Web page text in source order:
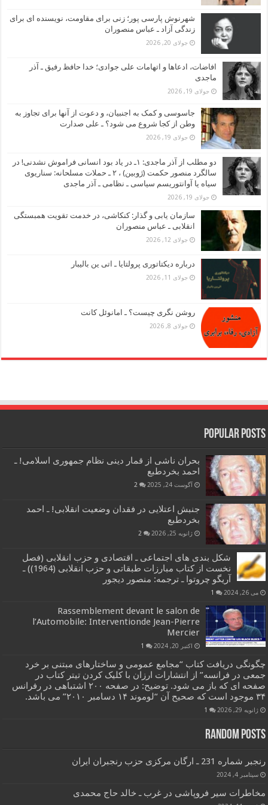
شهرنوش پارسی پور؛ زنی برای مقاومت، نویسنده ای برای
زندگی آزاد ـ عباس منصوران
جولای 20, 2026
افاضات، ادعاها و اتهامات علی جوادی؛ خدا حافظ رفیق ـ آذر
ماجدی
جولای 19, 2026
جاسوسی و کمک به اجنبیان، و دعوت از آنها برای تجاوز به
وطن از کجا شروع می شود؟ ـ علی صدارت
جولای 19, 2026
دو مطلب از آذر ماجدی: ۱ـ در یاد بود انسانی فراموش نشدنی! در
سالگرد منصور حکمت (ژوبین) ، ۲ ـ حملات مسلحانه: سناریوی
سیاه یا آوانتوریسم سیاسی ـ نظامی ـ آذر ماجدی
جولای 19, 2026
سازمان یابی و گذار: کنکاشی، در خدمت تقویت همبستگی
انقلابی ـ عباس منصوران
جولای 12, 2026
درباره دیکتاتوری پرولتایا ـ اتی ین بالیبار
جولای 11, 2026
روشن نگری چیست؟ ـ امانوئل کانت
جولای 8, 2026
Popular Posts
بحران ناشی از قمار دینی نظام جمهوری اسلامی! ـ
احمد بخردطبع
آگوست 24, 2025 2
جنبش اعتلایی در فقدان وضعیت انقلابی! ـ احمد
بخردطبع
ژانویه 25, 2026 2
شکل بندی های اجتماعی ـ اقتصادی و حزب انقلابی (فصل
نخست از کتاب مبارزات طبقاتی و حزب انقلابی (1964)) ـ
آریگو چروتوا ـ ترجمه: منصور دیجور
می 26, 2024 1
Rassemblement devant le salon de
l’Automobile: Interventionde Jean-Pierre
Mercier
اکتبر 20, 2024 1
چگونگی دریافت کتاب “مجامع عمومی و ساختارهای مبتنی بر خرد
جمعی در فرانسه” از انتشارات ارزان با کلیک کردن تیتر کتاب در
صفحه ای که باز می شود. توضیح: در صفحه ۲۰۰ اشتباهی در رفرانس
۳۴ موجود است که صحیح آن “لوموند ۱۴ دسامبر ۲۰۱۰” می باشد.
ژانویه 29, 2026 1
Random Posts
رنجبر شماره 231 ـ ارگان مرکزی حزب رنجبران ایران
سپتامبر 4, 2024
مخاطرات سیر فروپاشی در غرب ـ خالد حاج محمدی